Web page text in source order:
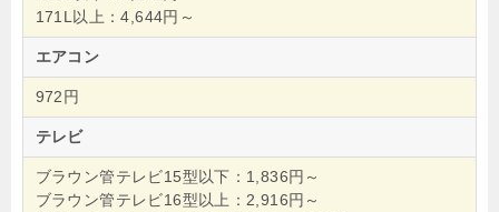
171L以上：4,644円～
エアコン
972円
テレビ
ブラウン管テレビ15型以下：1,836円～
ブラウン管テレビ16型以上：2,916円～